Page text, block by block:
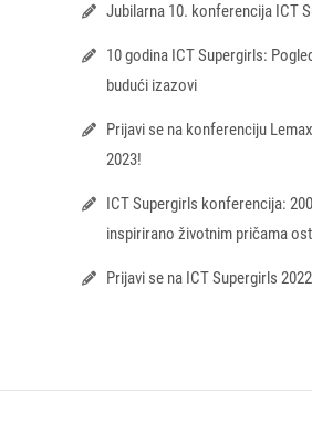
Jubilarna 10. konferencija ICT
10 godina ICT Supergirls:
budući izazovi
Prijavi se na konferenciju
2023!
ICT Supergirls konferencija:
inspirirano životnim pričama
Prijavi se na ICT Supergirls